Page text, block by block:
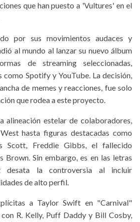
que han puesto a 'Vultures' en el
por sus movimientos audaces y
al mundo al lanzar su nuevo álbum
de streaming seleccionadas,
como Spotify y YouTube. La decisión,
de memes y reacciones, fue solo
que rodea a este proyecto.
alineación estelar de colaboradores,
hasta figuras destacadas como
Scott, Freddie Gibbs, el fallecido
Brown. Sin embargo, es en las letras
desata la controversia al incluir
de alto perfil.
a Taylor Swift en "Carnival"
R. Kelly, Puff Daddy y Bill Cosby,